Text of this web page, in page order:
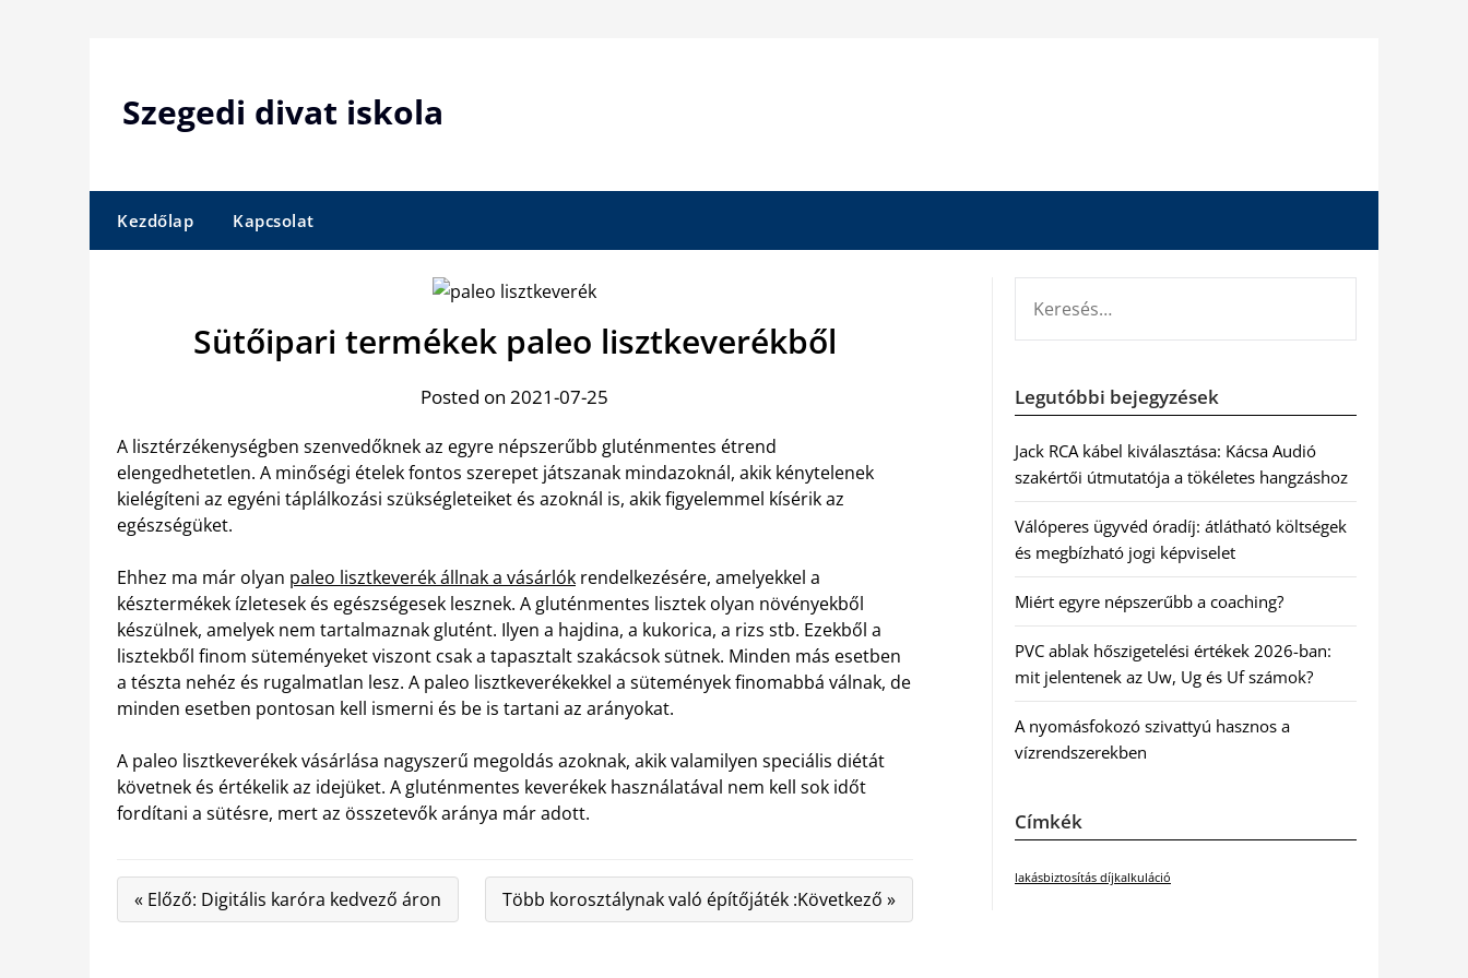
Szegedi divat iskola
Kezdőlap Kapcsolat
Sütőipari termékek paleo lisztkeverékből
Posted on 2021-07-25
A lisztérzékenységben szenvedőknek az egyre népszerűbb gluténmentes étrend
elengedhetetlen. A minőségi ételek fontos szerepet játszanak mindazoknál, akik kénytelenek
kielégíteni az egyéni táplálkozási szükségleteiket és azoknál is, akik figyelemmel kísérik az
egészségüket.
Ehhez ma már olyan paleo lisztkeverék állnak a vásárlók rendelkezésére, amelyekkel a
késztermékek ízletesek és egészségesek lesznek. A gluténmentes lisztek olyan növényekből
készülnek, amelyek nem tartalmaznak glutént. Ilyen a hajdina, a kukorica, a rizs stb. Ezekből a
lisztekből finom süteményeket viszont csak a tapasztalt szakácsok sütnek. Minden más esetben
a tészta nehéz és rugalmatlan lesz. A paleo lisztkeverékekkel a sütemények finomabbá válnak, de
minden esetben pontosan kell ismerni és be is tartani az arányokat.
A paleo lisztkeverékek vásárlása nagyszerű megoldás azoknak, akik valamilyen speciális diétát
követnek és értékelik az idejüket. A gluténmentes keverékek használatával nem kell sok időt
fordítani a sütésre, mert az összetevők aránya már adott.
« Előző: Digitális karóra kedvező áron Több korosztálynak való építőjáték :Következő »
Legutóbbi bejegyzések
Jack RCA kábel kiválasztása: Kácsa Audió
szakértői útmutatója a tökéletes hangzáshoz
Válóperes ügyvéd óradíj: átlátható költségek
és megbízható jogi képviselet
Miért egyre népszerűbb a coaching?
PVC ablak hőszigetelési értékek 2026-ban:
mit jelentenek az Uw, Ug és Uf számok?
A nyomásfokozó szivattyú hasznos a
vízrendszerekben
Címkék
lakásbiztosítás díjkalkuláció